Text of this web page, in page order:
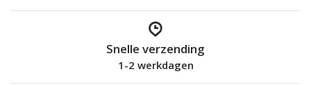
Snelle verzending
1-2 werkdagen